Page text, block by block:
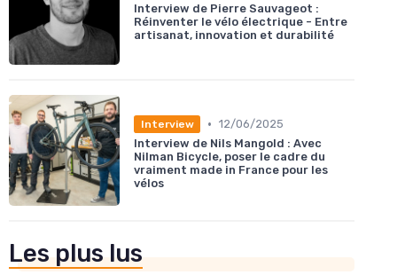
Interview de Pierre Sauvageot :
Réinventer le vélo électrique - Entre
artisanat, innovation et durabilité
Interview • 12/06/2025
Interview de Nils Mangold : Avec
Nilman Bicycle, poser le cadre du
vraiment made in France pour les
vélos
Les plus lus